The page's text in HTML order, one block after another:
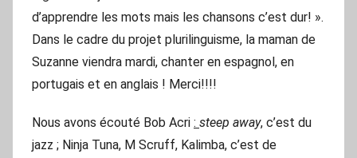
d’apprendre les mots mais les chansons c’est dur! ».
Dans le cadre du projet plurilinguisme, la maman de
Suzanne viendra mardi, chanter en espagnol, en
portugais et en anglais ! Merci!!!!
Nous avons écouté Bob Acri : steep away, c’est du
jazz ; Ninja Tuna, M Scruff, Kalimba, c’est de